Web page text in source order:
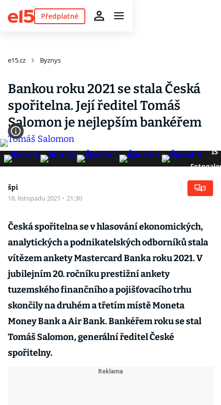
Předplatné
e15.cz Byznys
Bankou roku 2021 se stala Česká
spořitelna. Její ředitel Tomáš
Salomon je nejlepším bankéřem
15
špi
18. listopadu 2021 · 21:30
3
Česká spořitelna se v hlasování ekonomických,
analytických a podnikatelských odborníků stala
vítězem ankety Mastercard Banka roku 2021. V
jubilejním 20. ročníku prestižní ankety
tuzemského finančního a pojišťovacího trhu
skončily na druhém a třetím místě Moneta
Money Bank a Air Bank. Bankéřem roku se stal
Tomáš Salomon, generální ředitel České
spořitelny.